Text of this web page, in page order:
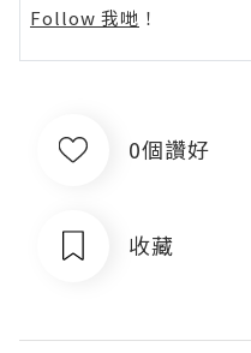
Follow 我哋 ！
0個讚好
收藏